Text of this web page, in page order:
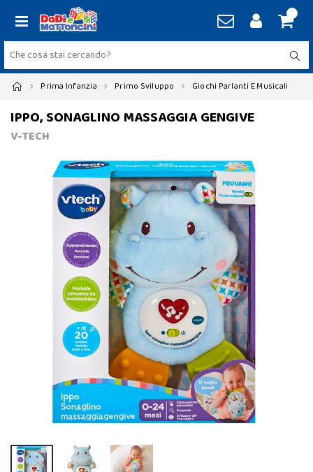
Prima Infanzia Primo Sviluppo Giochi Parlanti E Musicali
IPPO, SONAGLINO MASSAGGIA GENGIVE
V-TECH